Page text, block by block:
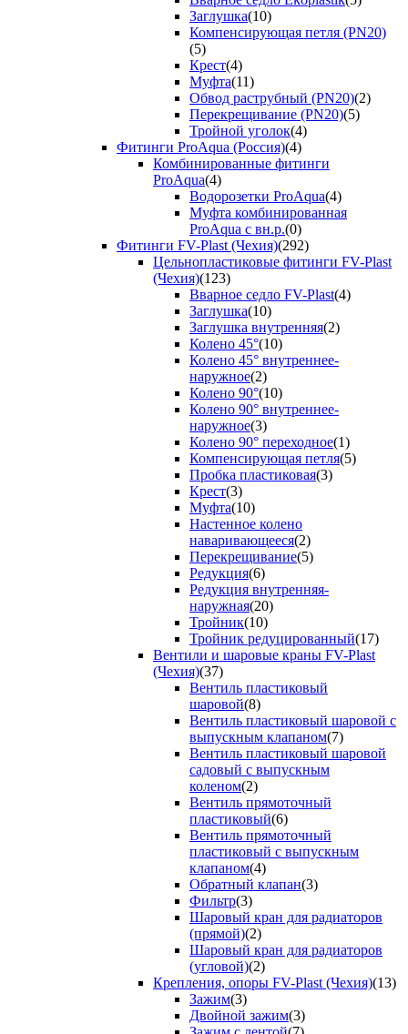
Заглушка(10)
Компенсирующая петля (PN20)
(5)
Крест(4)
Муфта(11)
Обвод раструбный (PN20)(2)
Перекрещивание (PN20)(5)
Тройной уголок(4)
Фитинги ProAqua (Россия)(4)
Комбинированные фитинги
ProAqua(4)
Водорозетки ProAqua(4)
Муфта комбинированная
ProAqua с вн.р.(0)
Фитинги FV-Plast (Чехия)(292)
Цельнопластиковые фитинги FV-Plast
(Чехия)(123)
Вварное седло FV-Plast(4)
Заглушка(10)
Заглушка внутренняя(2)
Колено 45°(10)
Колено 45° внутреннее-
наружное(2)
Колено 90°(10)
Колено 90° внутреннее-
наружное(3)
Колено 90° переходное(1)
Компенсирующая петля(5)
Пробка пластиковая(3)
Крест(3)
Муфта(10)
Настенное колено
наваривающееся(2)
Перекрещивание(5)
Редукция(6)
Редукция внутренняя-
наружная(20)
Тройник(10)
Тройник редуцированный(17)
Вентили и шаровые краны FV-Plast
(Чехия)(37)
Вентиль пластиковый
шаровой(8)
Вентиль пластиковый шаровой с
выпускным клапаном(7)
Вентиль пластиковый шаровой
садовый с выпускным
коленом(2)
Вентиль прямоточный
пластиковый(6)
Вентиль прямоточный
пластиковый с выпускным
клапаном(4)
Обратный клапан(3)
Фильтр(3)
Шаровый кран для радиаторов
(прямой)(2)
Шаровый кран для радиаторов
(угловой)(2)
Крепления, опоры FV-Plast (Чехия)(13)
Зажим(3)
Двойной зажим(3)